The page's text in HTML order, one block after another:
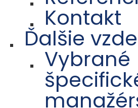
Kontakt
Ďalšie
Vybrané